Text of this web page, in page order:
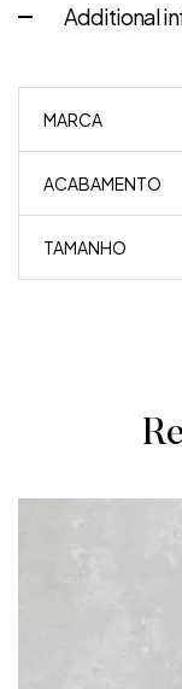
Additional
MARCA
ACABAMENTO
TAMANHO